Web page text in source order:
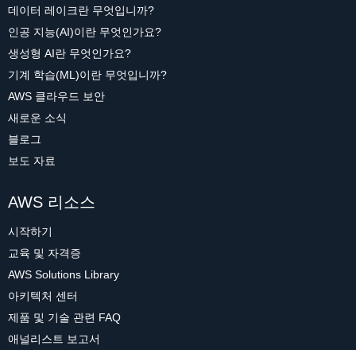
데이터 레이크란 무엇입니까?
인공 지능(AI)이란 무엇인가요?
생성형 AI란 무엇인가요?
기계 학습(ML)이란 무엇입니까?
AWS 클라우드 보안
새로운 소식
블로그
보도 자료
AWS 리소스
시작하기
교육 및 자격증
AWS Solutions Library
아키텍처 센터
제품 및 기술 관련 FAQ
애널리스트 보고서